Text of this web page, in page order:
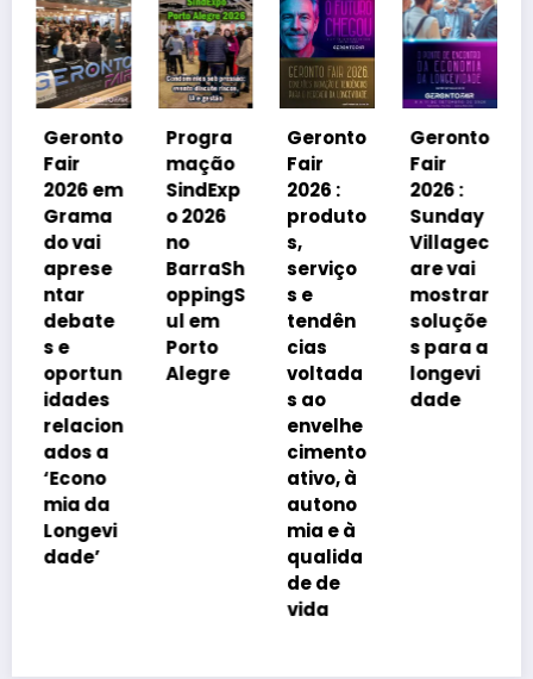
Progra
mação
SindExp
o 2026
no
BarraSh
oppingS
ul em
Porto
Alegre
Geronto
Fair
2026 :
produto
s,
serviço
s e
tendên
cias
voltada
Geronto
Fair
2026 :
Sunday
are vai
mostrar
soluçõe
s para a
longevi
dade
Geronto
Fair
2026 em
Grama
do
debater
á
avanço
imobiliá
rio
impulsi
onado
pelo